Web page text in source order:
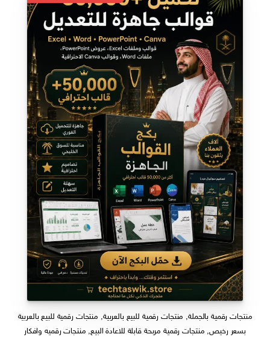
منتجات رقمية بالجملة, منتجات رقمية للبيع بالعربية, منتجات رقمية للبيع بالعربية
بسعر رخيص, منتجات رقمية مربحة قابلة للاعادة البيع, منتجات رقميه وافكار
الأصلي
هو:
ر.س 199,00.
الحالي
هو: